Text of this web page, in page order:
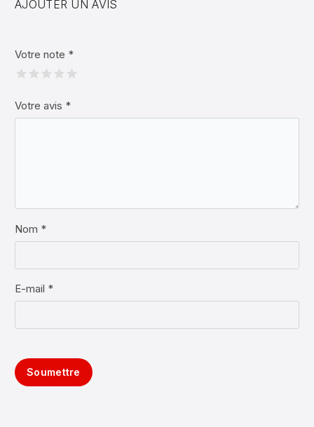
AJOUTER UN AVIS
Votre note *
Votre avis *
Nom *
E-mail *
Soumettre